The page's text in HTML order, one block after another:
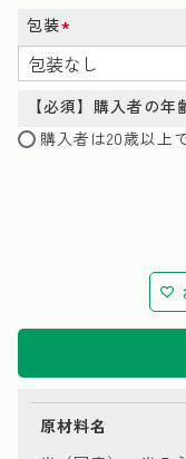
包装
(必
須)
【必須】購入者の
購入者は20歳以上で
原材料名